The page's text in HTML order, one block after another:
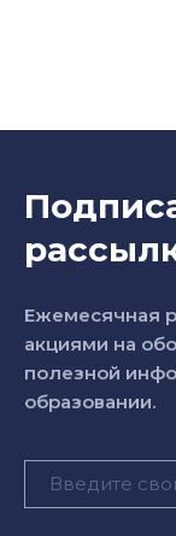
Ежемесячная
акциями на
полезной
образовании.